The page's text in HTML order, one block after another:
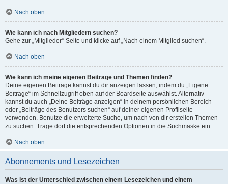
Nach oben
Wie kann ich nach Mitgliedern suchen?
Gehe zur „Mitglieder“-Seite und klicke auf „Nach einem Mitglied suchen“.
Nach oben
Wie kann ich meine eigenen Beiträge und Themen finden?
Deine eigenen Beiträge kannst du dir anzeigen lassen, indem du „Eigene
Beiträge“ im Schnellzugriff oben auf der Boardseite auswählst. Alternativ
kannst du auch „Deine Beiträge anzeigen“ in deinem persönlichen Bereich
oder „Beiträge des Benutzers suchen“ auf deiner eigenen Profilseite
verwenden. Benutze die erweiterte Suche, um nach von dir erstellen Themen
zu suchen. Trage dort die entsprechenden Optionen in die Suchmaske ein.
Nach oben
Abonnements und Lesezeichen
Was ist der Unterschied zwischen einem Lesezeichen und einem